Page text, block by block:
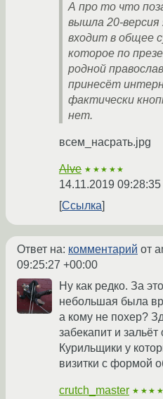
А про то что
вышла 20-версия
входит в общее
которое по
родной
принесёт
фактически
нет.
всем_насрать.jpg
Alve ★★★★★
14.11.2019
Ссылка
Ответ на: комментарий от
09:25:27 +00:00
Ну как редко. За
небольшая была
а кому не похер?
забекапит и зальёт
Курильщики у
визитки с формой
crutch_master